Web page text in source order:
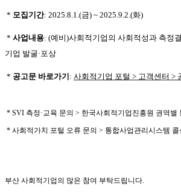
* 모집기간: 2025.8.1.(금) ~ 2025.9.2.(화)
* 사업내용: (예비)사회적기업의 사회적성과 측정
기업 발굴·포상
* 공고문 바로가기 : 사회적기업 포털 > 고객센터 >
* SVI 측정·교육 문의 > 한국사회적기업진흥원 권역별
* 사회적가치 포털 오류 문의 > 통합사업관리시스템 콜
부산 사회적기업의 많은 참여 부탁드립니다.